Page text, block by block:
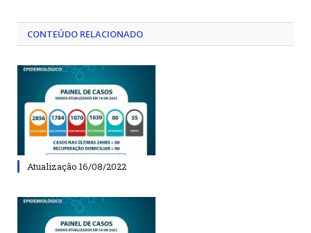
CONTEÚDO RELACIONADO
Atualização 16/08/2022